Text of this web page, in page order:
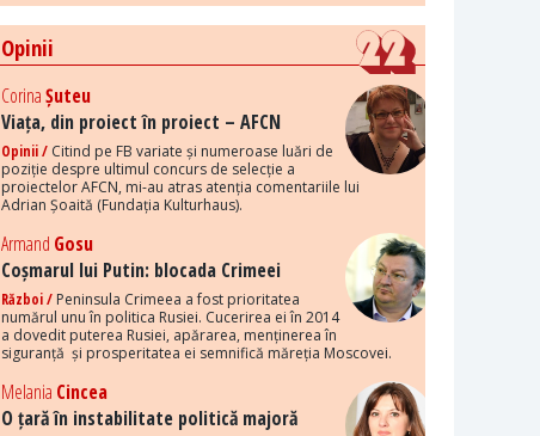
Opinii
CorinaȘuteu
Viața, din proiect în proiect – AFCN
Opinii / Citind pe FB variate și numeroase luări de
poziție despre ultimul concurs de selecție a
proiectelor AFCN, mi-au atras atenția comentariile lui
Adrian Șoaită (Fundația Kulturhaus).
Armand Gosu
Coșmarul lui Putin: blocada Crimeei
Război / Peninsula Crimeea a fost prioritatea
numărul unu în politica Rusiei. Cucerirea ei în 2014
a dovedit puterea Rusiei, apărarea, menținerea în
siguranță și prosperitatea ei semnifică măreția Moscovei.
Melania Cincea
O țară în instabilitate politică majoră